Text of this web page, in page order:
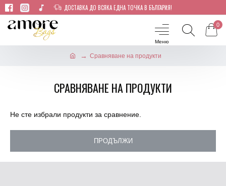
ДОСТАВКА ДО ВСЯКА ЕДНА ТОЧКА В БЪЛГАРИЯ!
0
Сравняване на продукти
СРАВНЯВАНЕ НА ПРОДУКТИ
Не сте избрали продукти за сравнение.
ПРОДЪЛЖИ